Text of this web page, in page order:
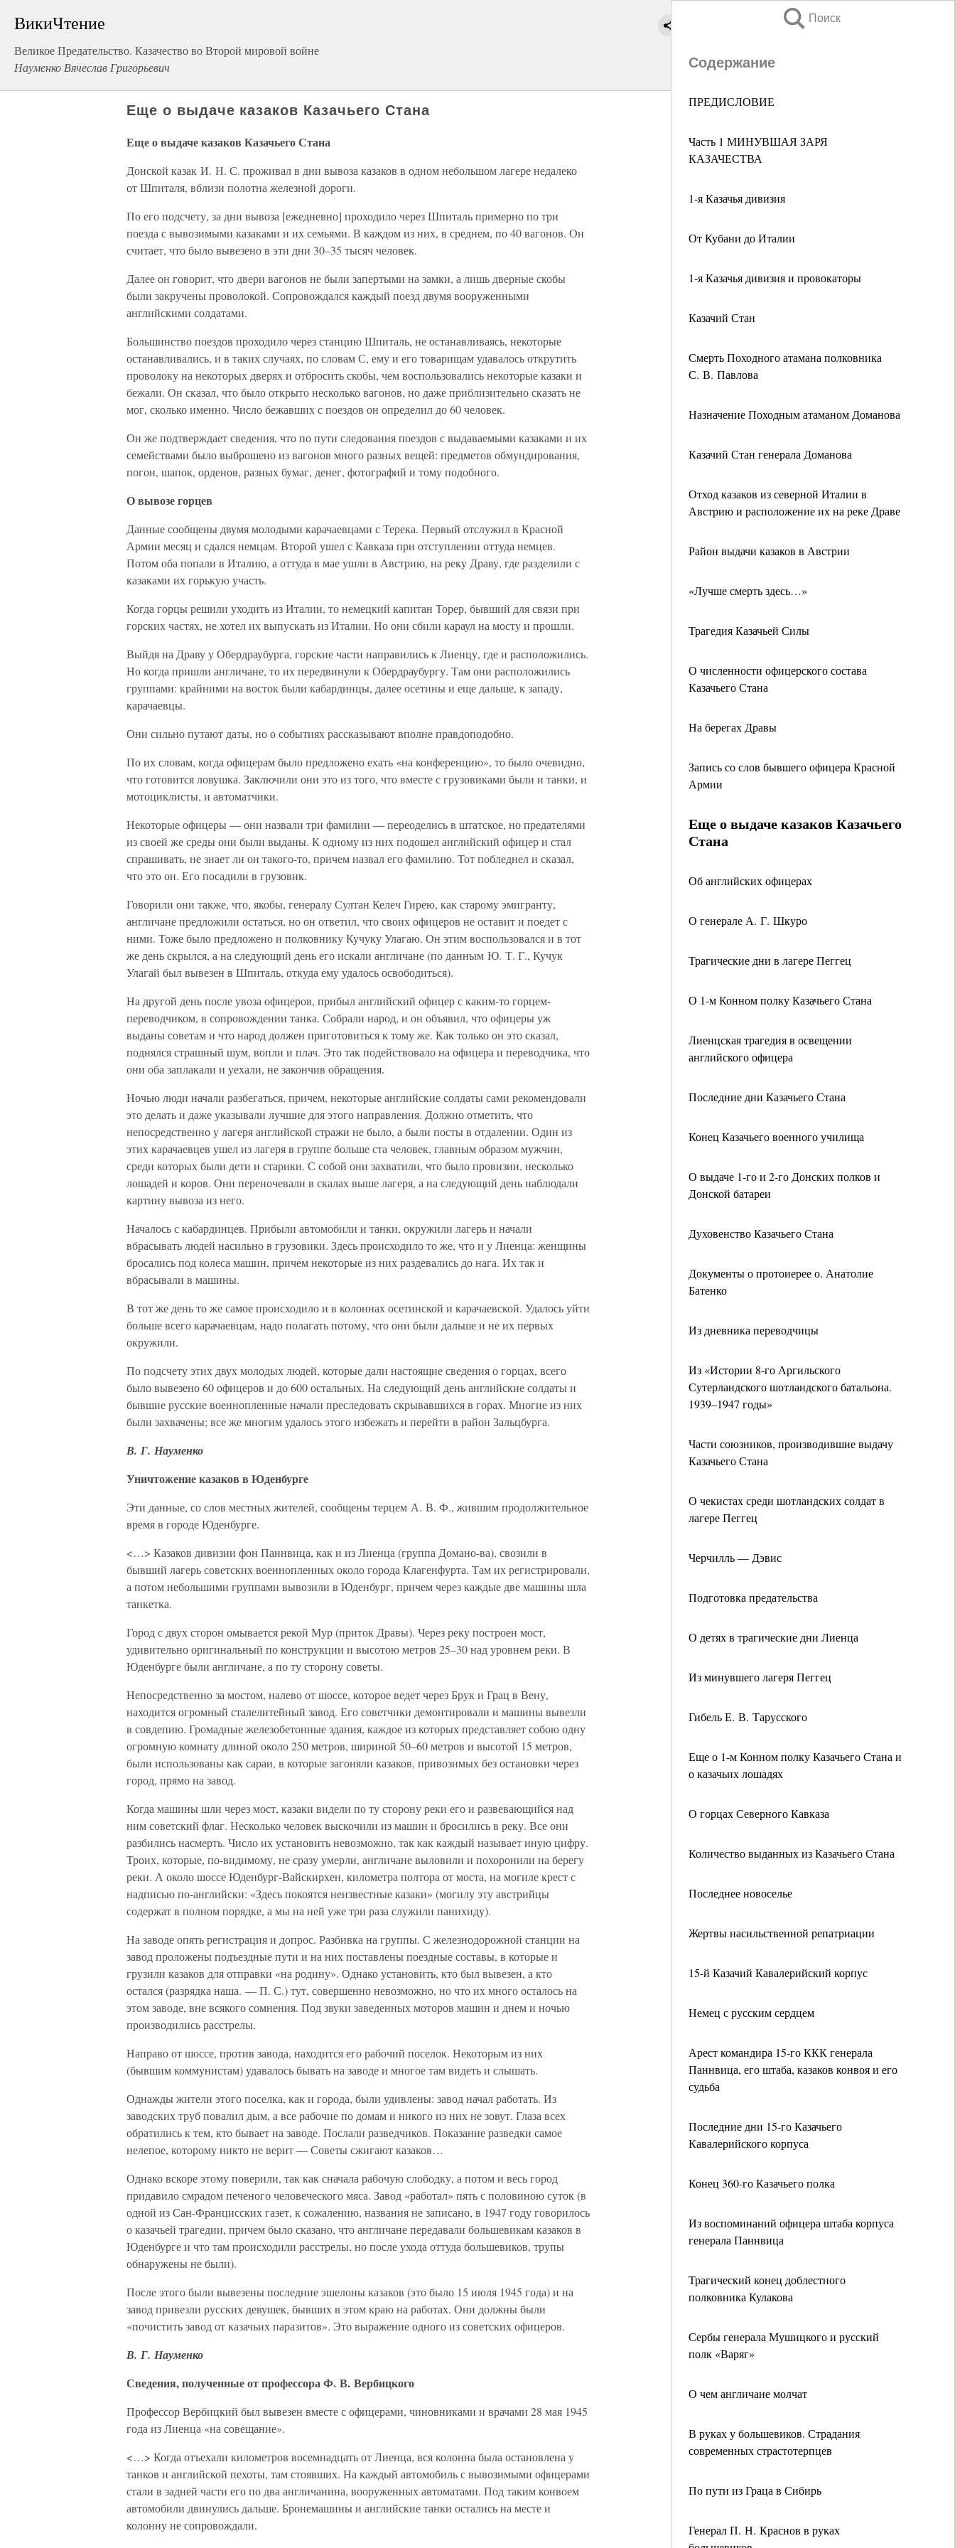
ВикиЧтение
Великое Предательство. Казачество во Второй мировой войне
Науменко Вячеслав Григорьевич
Поиск
Содержание
ПРЕДИСЛОВИЕ
Часть 1 МИНУВШАЯ ЗАРЯ
КАЗАЧЕСТВА
1-я Казачья дивизия
От Кубани до Италии
1-я Казачья дивизия и провокаторы
Казачий Стан
Смерть Походного атамана полковника
С. В. Павлова
Назначение Походным атаманом Доманова
Казачий Стан генерала Доманова
Отход казаков из северной Италии в
Австрию и расположение их на реке Драве
Район выдачи казаков в Австрии
«Лучше смерть здесь…»
Трагедия Казачьей Силы
О численности офицерского состава
Казачьего Стана
На берегах Дравы
Запись со слов бывшего офицера Красной
Армии
Еще о выдаче казаков Казачьего
Стана
Об английских офицерах
О генерале А. Г. Шкуро
Трагические дни в лагере Пеггец
О 1-м Конном полку Казачьего Стана
Лиенцская трагедия в освещении
английского офицера
Последние дни Казачьего Стана
Конец Казачьего военного училища
О выдаче 1-го и 2-го Донских полков и
Донской батареи
Духовенство Казачьего Стана
Документы о протоиерее о. Анатолие
Батенко
Из дневника переводчицы
Из «Истории 8-го Аргильского
Сутерландского шотландского батальона.
1939–1947 годы»
Части союзников, производившие выдачу
Казачьего Стана
О чекистах среди шотландских солдат в
лагере Пеггец
Черчилль — Дэвис
Подготовка предательства
О детях в трагические дни Лиенца
Из минувшего лагеря Пеггец
Гибель Е. В. Тарусского
Еще о 1-м Конном полку Казачьего Стана и
о казачьих лошадях
О горцах Северного Кавказа
Количество выданных из Казачьего Стана
Последнее новоселье
Жертвы насильственной репатриации
15-й Казачий Кавалерийский корпус
Немец с русским сердцем
Арест командира 15-го ККК генерала
Паннвица, его штаба, казаков конвоя и его
судьба
Последние дни 15-го Казачьего
Кавалерийского корпуса
Конец 360-го Казачьего полка
Из воспоминаний офицера штаба корпуса
генерала Паннвица
Трагический конец доблестного
полковника Кулакова
Сербы генерала Мушицкого и русский
полк «Варяг»
О чем англичане молчат
В руках у большевиков. Страдания
современных страстотерпцев
По пути из Граца в Сибирь
Генерал П. Н. Краснов в руках
Еще о выдаче казаков Казачьего Стана
Еще о выдаче казаков Казачьего Стана
Донской казак И. Н. С. проживал в дни вывоза казаков в одном небольшом лагере недалеко
от Шпиталя, вблизи полотна железной дороги.
По его подсчету, за дни вывоза [ежедневно] проходило через Шпиталь примерно по три
поезда с вывозимыми казаками и их семьями. В каждом из них, в среднем, по 40 вагонов. Он
считает, что было вывезено в эти дни 30–35 тысяч человек.
Далее он говорит, что двери вагонов не были запертыми на замки, а лишь дверные скобы
были закручены проволокой. Сопровождался каждый поезд двумя вооруженными
английскими солдатами.
Большинство поездов проходило через станцию Шпиталь, не останавливаясь, некоторые
останавливались, и в таких случаях, по словам С, ему и его товарищам удавалось открутить
проволоку на некоторых дверях и отбросить скобы, чем воспользовались некоторые казаки и
бежали. Он сказал, что было открыто несколько вагонов, но даже приблизительно сказать не
мог, сколько именно. Число бежавших с поездов он определил до 60 человек.
Он же подтверждает сведения, что по пути следования поездов с выдаваемыми казаками и их
семействами было выброшено из вагонов много разных вещей: предметов обмундирования,
погон, шапок, орденов, разных бумаг, денег, фотографий и тому подобного.
О вывозе горцев
Данные сообщены двумя молодыми карачаевцами с Терека. Первый отслужил в Красной
Армии месяц и сдался немцам. Второй ушел с Кавказа при отступлении оттуда немцев.
Потом оба попали в Италию, а оттуда в мае ушли в Австрию, на реку Драву, где разделили с
казаками их горькую участь.
Когда горцы решили уходить из Италии, то немецкий капитан Торер, бывший для связи при
горских частях, не хотел их выпускать из Италии. Но они сбили караул на мосту и прошли.
Выйдя на Драву у Обердраубурга, горские части направились к Лиенцу, где и расположились.
Но когда пришли англичане, то их передвинули к Обердраубургу. Там они расположились
группами: крайними на восток были кабардинцы, далее осетины и еще дальше, к западу,
карачаевцы.
Они сильно путают даты, но о событиях рассказывают вполне правдоподобно.
По их словам, когда офицерам было предложено ехать «на конференцию», то было очевидно,
что готовится ловушка. Заключили они это из того, что вместе с грузовиками были и танки, и
мотоциклисты, и автоматчики.
Некоторые офицеры — они назвали три фамилии — переоделись в штатское, но предателями
из своей же среды они были выданы. К одному из них подошел английский офицер и стал
спрашивать, не знает ли он такого-то, причем назвал его фамилию. Тот побледнел и сказал,
что это он. Его посадили в грузовик.
Говорили они также, что, якобы, генералу Султан Келеч Гирею, как старому эмигранту,
англичане предложили остаться, но он ответил, что своих офицеров не оставит и поедет с
ними. Тоже было предложено и полковнику Кучуку Улагаю. Он этим воспользовался и в тот
же день скрылся, а на следующий день его искали англичане (по данным Ю. Т. Г., Кучук
Улагай был вывезен в Шпиталь, откуда ему удалось освободиться).
На другой день после увоза офицеров, прибыл английский офицер с каким-то горцем-
переводчиком, в сопровождении танка. Собрали народ, и он объявил, что офицеры уж
выданы советам и что народ должен приготовиться к тому же. Как только он это сказал,
поднялся страшный шум, вопли и плач. Это так подействовало на офицера и переводчика, что
они оба заплакали и уехали, не закончив обращения.
Ночью люди начали разбегаться, причем, некоторые английские солдаты сами рекомендовали
это делать и даже указывали лучшие для этого направления. Должно отметить, что
непосредственно у лагеря английской стражи не было, а были посты в отдалении. Один из
этих карачаевцев ушел из лагеря в группе больше ста человек, главным образом мужчин,
среди которых были дети и старики. С собой они захватили, что было провизии, несколько
лошадей и коров. Они переночевали в скалах выше лагеря, а на следующий день наблюдали
картину вывоза из него.
Началось с кабардинцев. Прибыли автомобили и танки, окружили лагерь и начали
вбрасывать людей насильно в грузовики. Здесь происходило то же, что и у Лиенца: женщины
бросались под колеса машин, причем некоторые из них раздевались до нага. Их так и
вбрасывали в машины.
В тот же день то же самое происходило и в колоннах осетинской и карачаевской. Удалось уйти
больше всего карачаевцам, надо полагать потому, что они были дальше и не их первых
окружили.
По подсчету этих двух молодых людей, которые дали настоящие сведения о горцах, всего
было вывезено 60 офицеров и до 600 остальных. На следующий день английские солдаты и
бывшие русские военнопленные начали преследовать скрывавшихся в горах. Многие из них
были захвачены; все же многим удалось этого избежать и перейти в район Зальцбурга.
В. Г. Науменко
Уничтожение казаков в Юденбурге
Эти данные, со слов местных жителей, сообщены терцем А. В. Ф., жившим продолжительное
время в городе Юденбурге.
<…> Казаков дивизии фон Паннвица, как и из Лиенца (группа Домано-ва), свозили в
бывший лагерь советских военнопленных около города Клагенфурта. Там их регистрировали,
а потом небольшими группами вывозили в Юденбург, причем через каждые две машины шла
танкетка.
Город с двух сторон омывается рекой Мур (приток Дравы). Через реку построен мост,
удивительно оригинальный по конструкции и высотою метров 25–30 над уровнем реки. В
Юденбурге были англичане, а по ту сторону советы.
Непосредственно за мостом, налево от шоссе, которое ведет через Брук и Грац в Вену,
находится огромный сталелитейный завод. Его советчики демонтировали и машины вывезли
в совдепию. Громадные железобетонные здания, каждое из которых представляет собою одну
огромную комнату длиной около 250 метров, шириной 50–60 метров и высотой 15 метров,
были использованы как сараи, в которые загоняли казаков, привозимых без остановки через
город, прямо на завод.
Когда машины шли через мост, казаки видели по ту сторону реки его и развевающийся над
ним советский флаг. Несколько человек выскочили из машин и бросились в реку. Все они
разбились насмерть. Число их установить невозможно, так как каждый называет иную цифру.
Троих, которые, по-видимому, не сразу умерли, англичане выловили и похоронили на берегу
реки. А около шоссе Юденбург-Вайскирхен, километра полтора от моста, на могиле крест с
надписью по-английски: «Здесь покоятся неизвестные казаки» (могилу эту австрийцы
содержат в полном порядке, а мы на ней уже три раза служили панихиду).
На заводе опять регистрация и допрос. Разбивка на группы. С железнодорожной станции на
завод проложены подъездные пути и на них поставлены поездные составы, в которые и
грузили казаков для отправки «на родину». Однако установить, кто был вывезен, а кто
остался (разрядка наша. — П. С.) тут, совершенно невозможно, но что их много осталось на
этом заводе, вне всякого сомнения. Под звуки заведенных моторов машин и днем и ночью
производились расстрелы.
Направо от шоссе, против завода, находится его рабочий поселок. Некоторым из них
(бывшим коммунистам) удавалось бывать на заводе и многое там видеть и слышать.
Однажды жители этого поселка, как и города, были удивлены: завод начал работать. Из
заводских труб повалил дым, а все рабочие по домам и никого из них не зовут. Глаза всех
обратились к тем, кто бывает на заводе. Послали разведчиков. Показание разведки самое
нелепое, которому никто не верит — Советы сжигают казаков…
Однако вскоре этому поверили, так как сначала рабочую слободку, а потом и весь город
придавило смрадом печеного человеческого мяса. Завод «работал» пять с половиною суток (в
одной из Сан-Францисских газет, к сожалению, названия не записано, в 1947 году говорилось
о казачьей трагедии, причем было сказано, что англичане передавали большевикам казаков в
Юденбурге и что там происходили расстрелы, но после ухода оттуда большевиков, трупы
обнаружены не были).
После этого были вывезены последние эшелоны казаков (это было 15 июля 1945 года) и на
завод привезли русских девушек, бывших в этом краю на работах. Они должны были
«почистить завод от казачьих паразитов». Это выражение одного из советских офицеров.
В. Г. Науменко
Сведения, полученные от профессора Ф. В. Вербицкого
Профессор Вербицкий был вывезен вместе с офицерами, чиновниками и врачами 28 мая 1945
года из Лиенца «на совещание».
<…> Когда отъехали километров восемнадцать от Лиенца, вся колонна была остановлена у
танков и английской пехоты, там стоявших. На каждый автомобиль с вывозимыми офицерами
стали в задней части его по два англичанина, вооруженных автоматами. Под таким конвоем
автомобили двинулись дальше. Бронемашины и английские танки остались на месте и
колонну не сопровождали.